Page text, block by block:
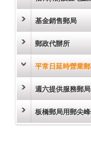
基金銷售郵局
郵政代辦所
平常日延時營業
週六提供服務郵局
板橋郵局用郵尖